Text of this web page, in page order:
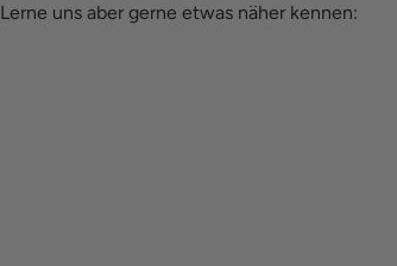
Lerne uns aber gerne etwas näher kennen: